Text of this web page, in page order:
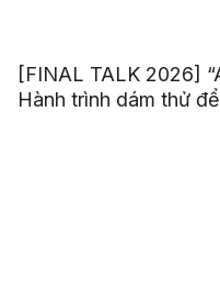
[FINAL TALK 2026]
Hành trình dám thử